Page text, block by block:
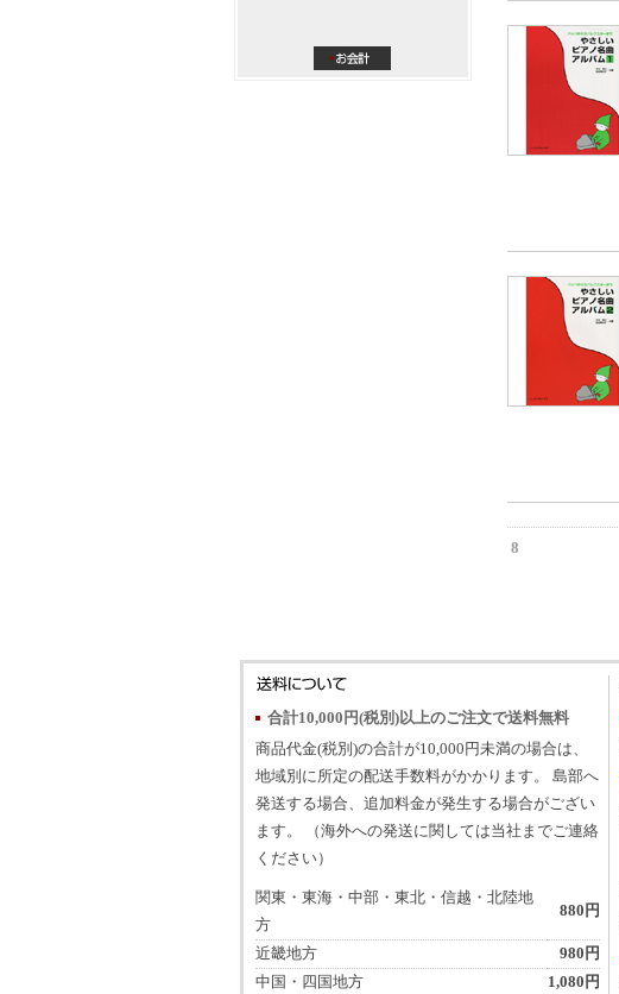
8
合計10,000円(税別)以上のご注文で送料無料
商品代金(税別)の合計が10,000円未満の場合は、
地域別に所定の配送手数料がかかります。 島部へ
発送する場合、追加料金が発生する場合がござい
ます。 （海外への発送に関しては当社までご連絡
ください）
関東・東海・中部・東北・信越・北陸地
方
880円
近畿地方
980円
中国・四国地方
1,080円